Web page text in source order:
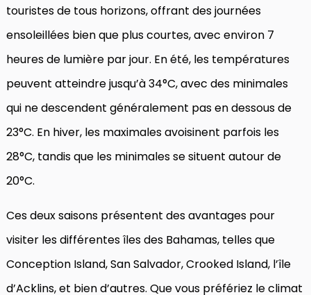
touristes de tous horizons, offrant des journées
ensoleillées bien que plus courtes, avec environ 7
heures de lumière par jour. En été, les températures
peuvent atteindre jusqu’à 34°C, avec des minimales
qui ne descendent généralement pas en dessous de
23°C. En hiver, les maximales avoisinent parfois les
28°C, tandis que les minimales se situent autour de
20°C.
Ces deux saisons présentent des avantages pour
visiter les différentes îles des Bahamas, telles que
Conception Island, San Salvador, Crooked Island, l’île
d’Acklins, et bien d’autres. Que vous préfériez le climat